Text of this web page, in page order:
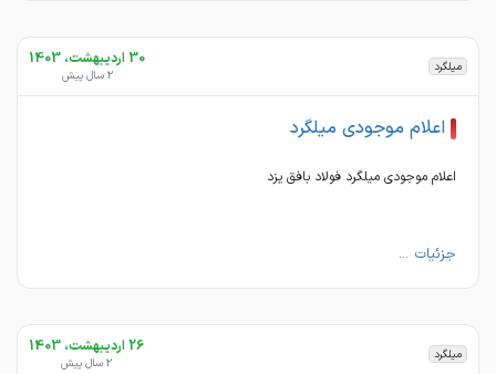
میلگرد 30 اردیبهشت، 1403
2 سال پیش
اعلام موجودی میلگرد
اعلام موجودی میلگرد فولاد بافق یزد
جزئیات ...
میلگرد 26 اردیبهشت، 1403
2 سال پیش